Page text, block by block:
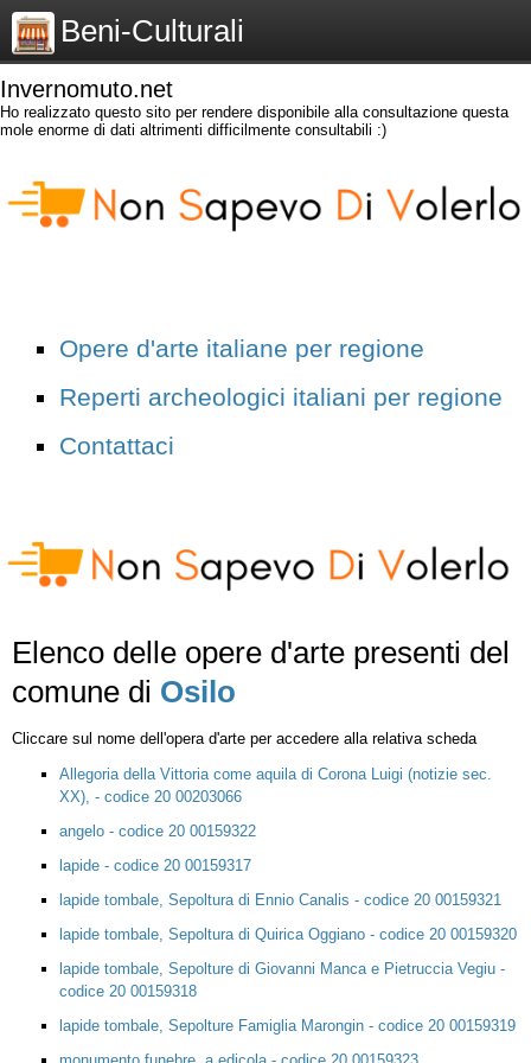
Beni-Culturali
Invernomuto.net
Ho realizzato questo sito per rendere disponibile alla consultazione questa
mole enorme di dati altrimenti difficilmente consultabili :)
Opere d'arte italiane per regione
Reperti archeologici italiani per regione
Contattaci
Elenco delle opere d'arte presenti del
comune di Osilo
Cliccare sul nome dell'opera d'arte per accedere alla relativa scheda
Allegoria della Vittoria come aquila di Corona Luigi (notizie sec.
XX), - codice 20 00203066
angelo - codice 20 00159322
lapide - codice 20 00159317
lapide tombale, Sepoltura di Ennio Canalis - codice 20 00159321
lapide tombale, Sepoltura di Quirica Oggiano - codice 20 00159320
lapide tombale, Sepolture di Giovanni Manca e Pietruccia Vegiu -
codice 20 00159318
lapide tombale, Sepolture Famiglia Marongin - codice 20 00159319